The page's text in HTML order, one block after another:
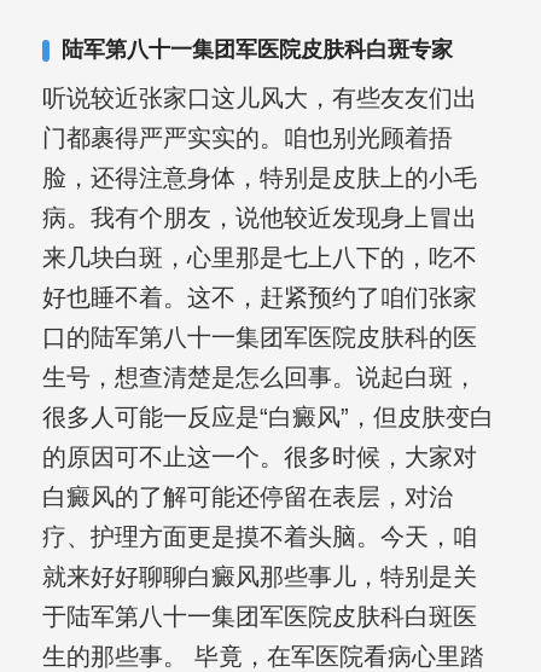
复发期;临床运用中医的辨证施治，理法
陆军第八十一集团军医院皮肤科白斑专家
听说较近张家口这儿风大，有些友友们出
门都裹得严严实实的。咱也别光顾着捂
脸，还得注意身体，特别是皮肤上的小毛
病。我有个朋友，说他较近发现身上冒出
来几块白斑，心里那是七上八下的，吃不
好也睡不着。这不，赶紧预约了咱们张家
口的陆军第八十一集团军医院皮肤科的医
生号，想查清楚是怎么回事。说起白斑，
很多人可能一反应是“白癜风”，但皮肤变白
的原因可不止这一个。很多时候，大家对
白癜风的了解可能还停留在表层，对治
疗、护理方面更是摸不着头脑。今天，咱
就来好好聊聊白癜风那些事儿，特别是关
于陆军第八十一集团军医院皮肤科白斑医
生的那些事。 毕竟，在军医院看病心里踏